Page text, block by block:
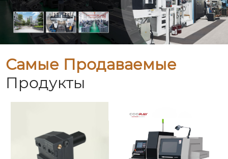
Самые Продаваемые
Продукты